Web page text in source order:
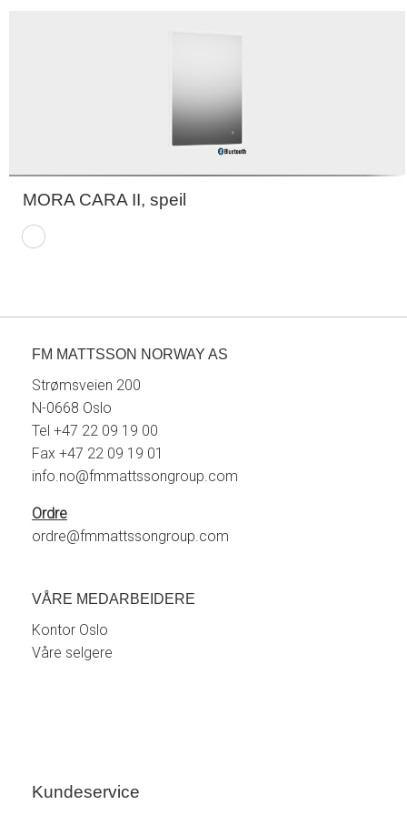
MORA CARA II, speil
FM MATTSSON NORWAY AS
Strømsveien 200
N-0668 Oslo
Tel +47 22 09 19 00
Fax +47 22 09 19 01
info.no@fmmattssongroup.com
Ordre
ordre@fmmattssongroup.com
VÅRE MEDARBEIDERE
Kontor Oslo
Våre selgere
Kundeservice